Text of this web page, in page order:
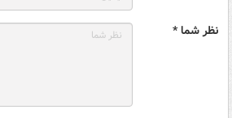
نظر شما *